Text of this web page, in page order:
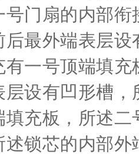
号门扇的内部
后最外端表层
有一号顶端填
层设有凹形槽
填充板，所述
述锁芯的内部